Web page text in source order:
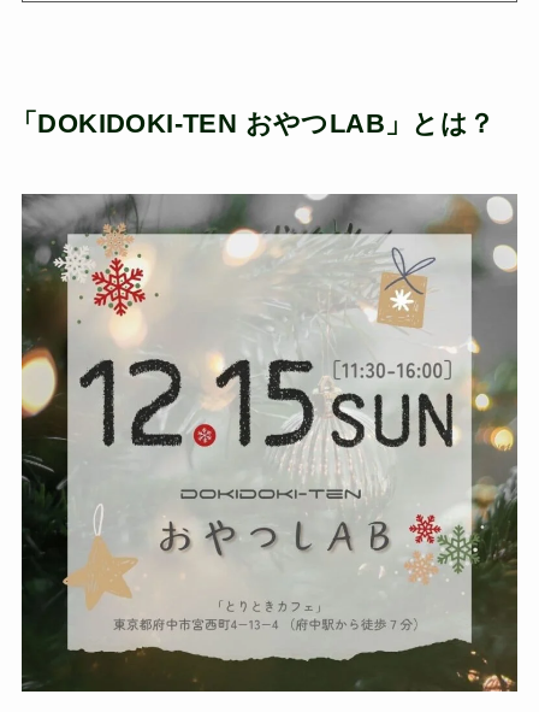
「DOKIDOKI-TEN おやつLAB」とは？